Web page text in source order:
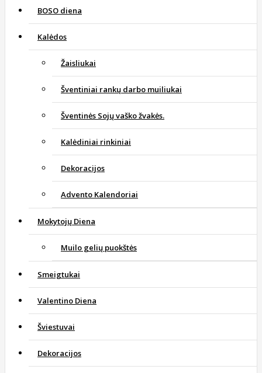
BOSO diena
Kalėdos
Žaisliukai
Šventiniai rankų darbo muiliukai
Šventinės Sojų vaško žvakės.
Kalėdiniai rinkiniai
Dekoracijos
Advento Kalendoriai
Mokytojų Diena
Muilo gelių puokštės
Smeigtukai
Valentino Diena
Šviestuvai
Dekoracijos